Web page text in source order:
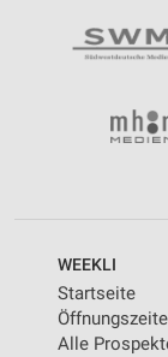
WEEKLI
Startseite
Alle